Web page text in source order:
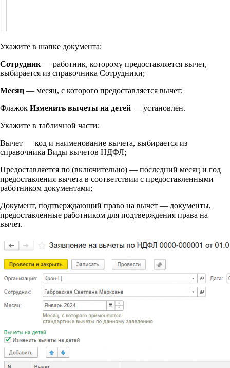
Укажите в шапке документа:
Сотрудник — работник, которому предоставляется вычет,
выбирается из справочника Сотрудники;
Месяц — месяц, с которого предоставляется вычет;
Флажок Изменить вычеты на детей — установлен.
Укажите в табличной части:
Вычет — код и наименование вычета, выбирается из
справочника Виды вычетов НДФЛ;
Предоставляется по (включительно) — последний месяц и год
предоставления вычета в соответствии с предоставленными
работником документами;
Документ, подтверждающий право на вычет — документы,
предоставленные работником для подтверждения права на
вычет.